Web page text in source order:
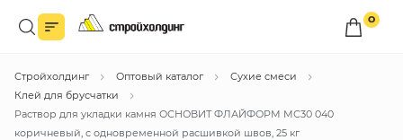
0
Войдите в личный кабинет
Вы сможете оформлять заказы
Войти
Стройхолдинг Оптовый каталог
Сухие смеси
Клей для брусчатки
Раствор для укладки камня ОСНОВИТ ФЛАЙФОРМ МС30 040
коричневый, с одновременной расшивкой швов, 25 кг